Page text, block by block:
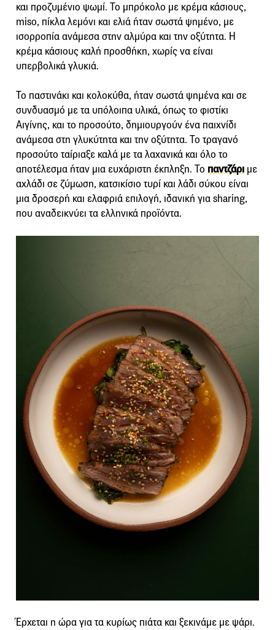
και προζυμένιο ψωμί. Το μπρόκολο με κρέμα κάσιους,
miso, πίκλα λεμόνι και ελιά ήταν σωστά ψημένο, με
ισορροπία ανάμεσα στην αλμύρα και την οξύτητα. Η
κρέμα κάσιους καλή προσθήκη, χωρίς να είναι
υπερβολικά γλυκιά.
Το παστινάκι και κολοκύθα, ήταν σωστά ψημένα και σε
συνδυασμό με τα υπόλοιπα υλικά, όπως το φιστίκι
Αιγίνης, και το προσούτο, δημιουργούν ένα παιχνίδι
ανάμεσα στη γλυκύτητα και την οξύτητα. Το τραγανό
προσούτο ταίριαξε καλά με τα λαχανικά και όλο το
αποτέλεσμα ήταν μια ευχάριστη έκπληξη. Το παντζάρι με
αχλάδι σε ζύμωση, κατσικίσιο τυρί και λάδι σύκου είναι
μια δροσερή και ελαφριά επιλογή, ιδανική για sharing,
που αναδεικνύει τα ελληνικά προϊόντα.
Έρχεται η ώρα για τα κυρίως πιάτα και ξεκινάμε με ψάρι.